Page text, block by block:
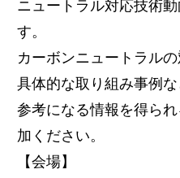
ニュートラル対応技術
す。
カーボンニュートラル
具体的な取り組み事例な
参考になる情報を得ら
加ください。
【会場】